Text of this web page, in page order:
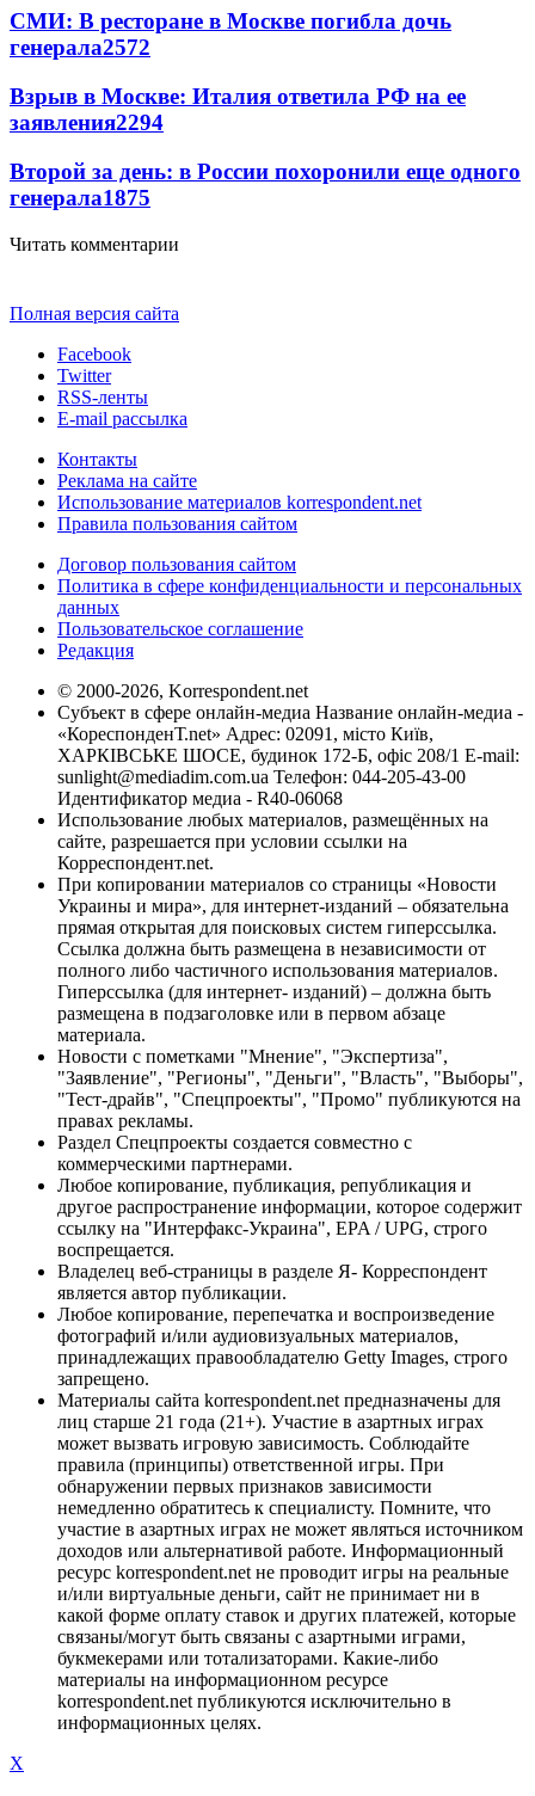
СМИ: В ресторане в Москве погибла дочь
генерала2572
Взрыв в Москве: Италия ответила РФ на ее
заявления2294
Второй за день: в России похоронили еще одного
генерала1875
Читать комментарии
Полная версия сайта
Facebook
Twitter
RSS-ленты
E-mail рассылка
Контакты
Реклама на сайте
Использование материалов korrespondent.net
Правила пользования сайтом
Договор пользования сайтом
Политика в сфере конфиденциальности и персональных
данных
Пользовательское соглашение
Редакция
© 2000-2026, Korrespondent.net
Субъект в сфере онлайн-медиа Название онлайн-медиа -
«КореспонденТ.net» Адрес: 02091, місто Київ,
ХАРКІВСЬКЕ ШОСЕ, будинок 172-Б, офіс 208/1 E-mail:
sunlight@mediadim.com.ua Телефон: 044-205-43-00
Идентификатор медиа - R40-06068
Использование любых материалов, размещённых на
сайте, разрешается при условии ссылки на
Корреспондент.net.
При копировании материалов со страницы «Новости
Украины и мира», для интернет-изданий – обязательна
прямая открытая для поисковых систем гиперссылка.
Ссылка должна быть размещена в независимости от
полного либо частичного использования материалов.
Гиперссылка (для интернет- изданий) – должна быть
размещена в подзаголовке или в первом абзаце
материала.
Новости с пометками "Мнение", "Экспертиза",
"Заявление", "Регионы", "Деньги", "Власть", "Выборы",
"Тест-драйв", "Спецпроекты", "Промо" публикуются на
правах рекламы.
Раздел Спецпроекты создается совместно с
коммерческими партнерами.
Любое копирование, публикация, републикация и
другое распространение информации, которое содержит
ссылку на "Интерфакс-Украина", EPA / UPG, строго
воспрещается.
Владелец веб-страницы в разделе Я- Корреспондент
является автор публикации.
Любое копирование, перепечатка и воспроизведение
фотографий и/или аудиовизуальных материалов,
принадлежащих правообладателю Getty Images, строго
запрещено.
Материалы сайта korrespondent.net предназначены для
лиц старше 21 года (21+). Участие в азартных играх
может вызвать игровую зависимость. Соблюдайте
правила (принципы) ответственной игры. При
обнаружении первых признаков зависимости
немедленно обратитесь к специалисту. Помните, что
участие в азартных играх не может являться источником
доходов или альтернативой работе. Информационный
ресурс korrespondent.net не проводит игры на реальные
и/или виртуальные деньги, сайт не принимает ни в
какой форме оплату ставок и других платежей, которые
связаны/могут быть связаны с азартными играми,
букмекерами или тотализаторами. Какие-либо
материалы на информационном ресурсе
korrespondent.net публикуются исключительно в
информационных целях.
X